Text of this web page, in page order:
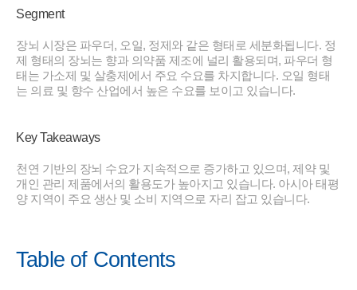
Segment
장뇌 시장은 파우더, 오일, 정제와 같은 형태로 세분화됩니다. 정
제 형태의 장뇌는 향과 의약품 제조에 널리 활용되며, 파우더 형
태는 가소제 및 살충제에서 주요 수요를 차지합니다. 오일 형태
는 의료 및 향수 산업에서 높은 수요를 보이고 있습니다.
Key Takeaways
천연 기반의 장뇌 수요가 지속적으로 증가하고 있으며, 제약 및
개인 관리 제품에서의 활용도가 높아지고 있습니다. 아시아 태평
양 지역이 주요 생산 및 소비 지역으로 자리 잡고 있습니다.
Table of Contents